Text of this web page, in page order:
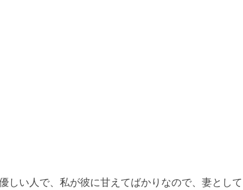
しい人で、私が彼に甘えてばかりなので、妻として